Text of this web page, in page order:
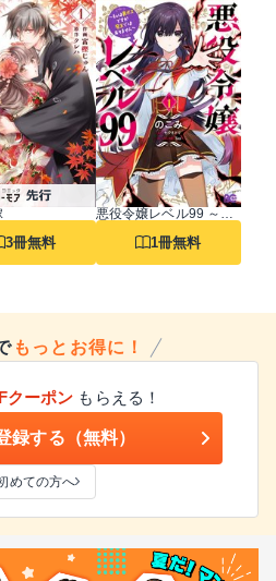
3冊無料 1冊無料
もっとお得に！
クーポン もらえる！
録する（無料）
めての方へ